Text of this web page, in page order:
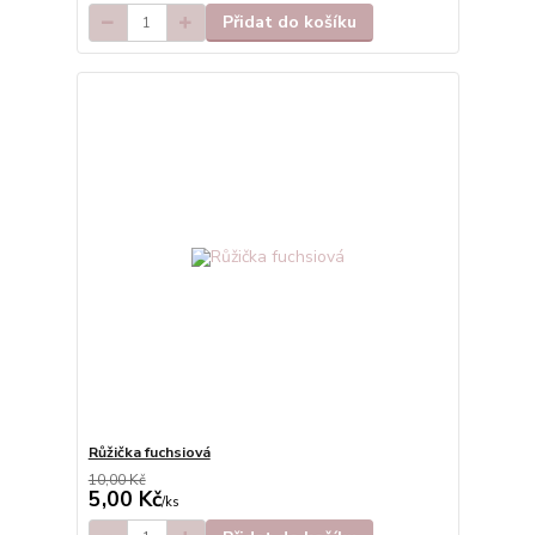
Přidat do košíku
Růžička fuchsiová
10,00 Kč
5,00 Kč/ks